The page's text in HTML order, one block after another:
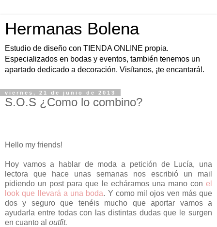
Hermanas Bolena
Estudio de diseño con TIENDA ONLINE propia.
Especializados en bodas y eventos, también tenemos un
apartado dedicado a decoración. Visítanos, ¡te encantará!.
viernes, 21 de junio de 2013
S.O.S ¿Como lo combino?
Hello my friends!
Hoy vamos a hablar de moda a petición de Lucía, una
lectora que hace unas semanas nos escribió un mail
pidiendo un post para que le echáramos una mano con el
look que llevará a una boda. Y como mil ojos ven más que
dos y seguro que tenéis mucho que aportar vamos a
ayudarla entre todas con las distintas dudas que le surgen
en cuanto al outfit.